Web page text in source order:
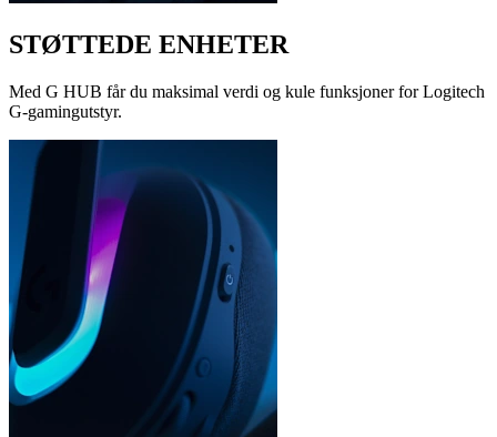
STØTTEDE ENHETER
Med G HUB får du maksimal verdi og kule funksjoner for Logitech
G-gamingutstyr.